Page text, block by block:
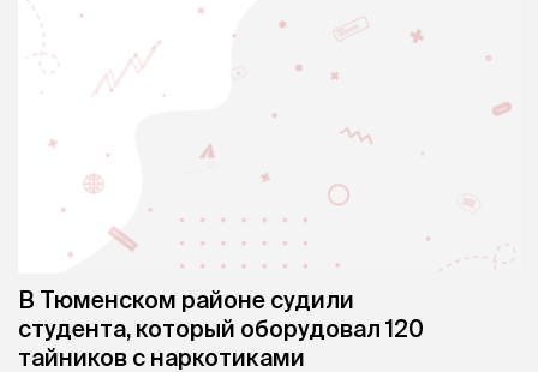
В Тюменском районе судили
студента, который оборудовал 120
тайников с наркотиками